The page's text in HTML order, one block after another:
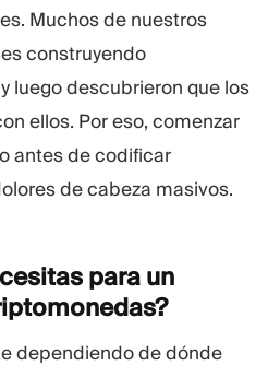
Muchos de nuestros
construyendo
luego descubrieron que los
ellos. Por eso, comenzar
antes de codificar
de cabeza masivos.
para un
dependiendo de dónde